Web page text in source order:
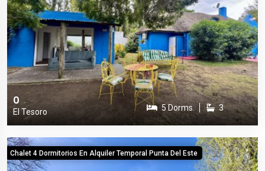
0
El Tesoro 5 Dorms. 3
Chalet 4 Dormitorios En Alquiler Temporal Punta Del Este